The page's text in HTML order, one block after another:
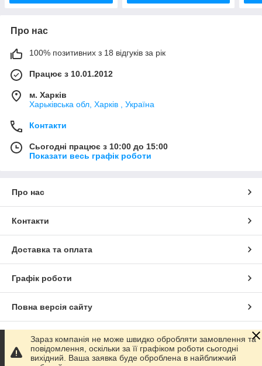
Про нас
100% позитивних з 18 відгуків за рік
Працює з 10.01.2012
м. Харків
Харьківська обл, Харків , Україна
Контакти
Сьогодні працює з 10:00 до 15:00
Показати весь графік роботи
Про нас
Контакти
Доставка та оплата
Графік роботи
Повна версія сайту
Сайт створено на маркетплейсіProm.ua
Зараз компанія не може швидко обробляти замовлення та
повідомлення, оскільки за її графіком роботи сьогодні
вихідний. Ваша заявка буде оброблена в найближчий